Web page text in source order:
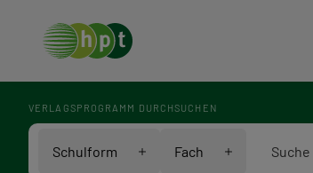
VERLAGSPROGRAMM DURCHSUCHEN
Schulform Fach